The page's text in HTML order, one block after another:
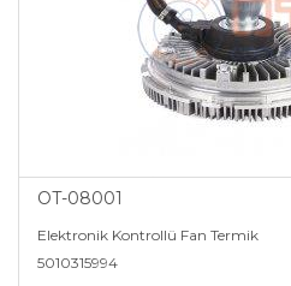
OT-08001
Elektronik Kontrollü Fan Termik
5010315994